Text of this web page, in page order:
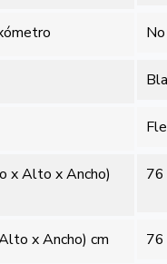
No
x Alto x Ancho)
x Ancho) cm